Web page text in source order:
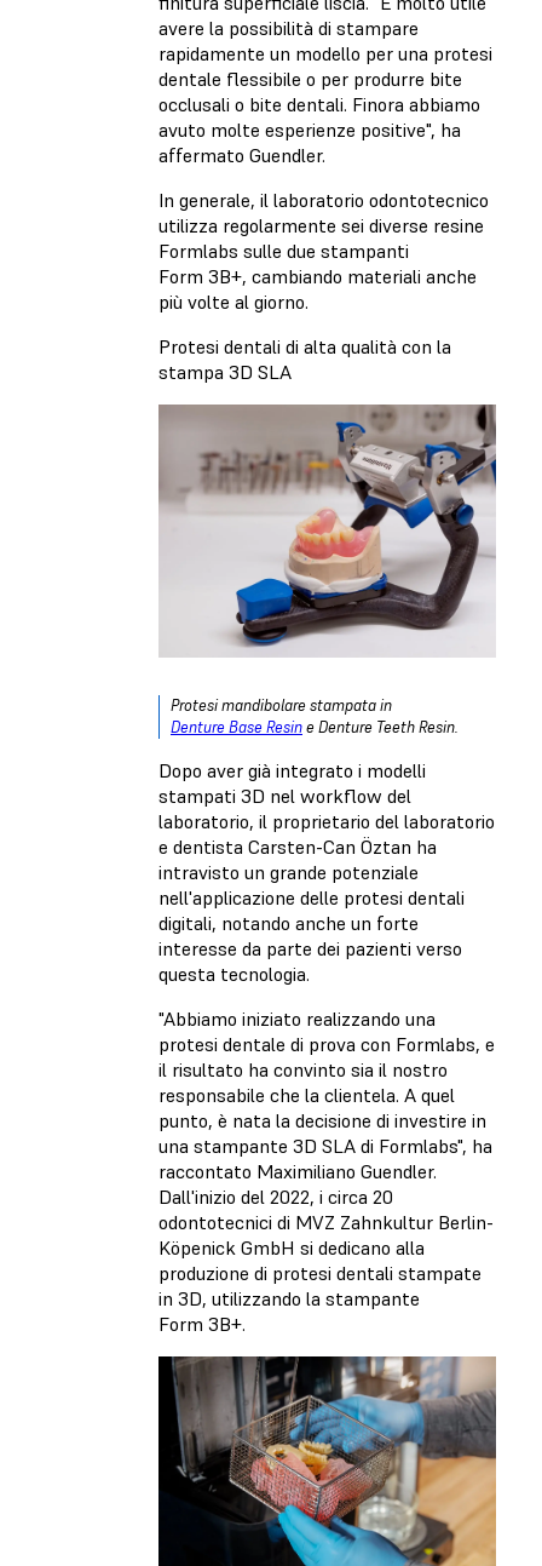
avere la possibilità di stampare
rapidamente un modello per una protesi
dentale flessibile o per produrre bite
occlusali o bite dentali. Finora abbiamo
avuto molte esperienze positive", ha
affermato Guendler.
In generale, il laboratorio odontotecnico
utilizza regolarmente sei diverse resine
Formlabs sulle due stampanti
Form 3B+, cambiando materiali anche
più volte al giorno.
Protesi dentali di alta qualità con la
stampa 3D SLA
Protesi mandibolare stampata in
Denture Base ResineDenture Teeth Resin.
Dopo aver già integrato i modelli
stampati 3D nel workflow del
laboratorio, il proprietario del laboratorio
e dentista Carsten-Can Öztan ha
intravisto un grande potenziale
nell'applicazione delle protesi dentali
digitali, notando anche un forte
interesse da parte dei pazienti verso
questa tecnologia.
"Abbiamo iniziato realizzando una
protesi dentale di prova con Formlabs, e
il risultato ha convinto sia il nostro
responsabile che la clientela. A quel
punto, è nata la decisione di investire in
una stampante 3D SLA di Formlabs", ha
raccontato Maximiliano Guendler.
Dall'inizio del 2022, i circa 20
odontotecnici di MVZ Zahnkultur Berlin-
Köpenick GmbH si dedicano alla
produzione di protesi dentali stampate
in 3D, utilizzando la stampante
Form 3B+.